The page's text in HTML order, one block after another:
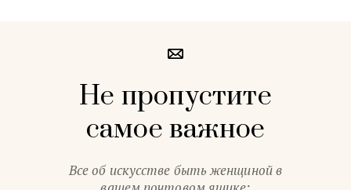
Не пропустите
самое важное
Все об искусстве быть женщиной в